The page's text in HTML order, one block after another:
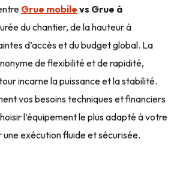
Grue mobile vs Grue à
du chantier, de la hauteur à
d’accès et du budget global. La
de flexibilité et de rapidité,
incarne la puissance et la stabilité.
vos besoins techniques et financiers
l’équipement le plus adapté à votre
une exécution fluide et sécurisée.